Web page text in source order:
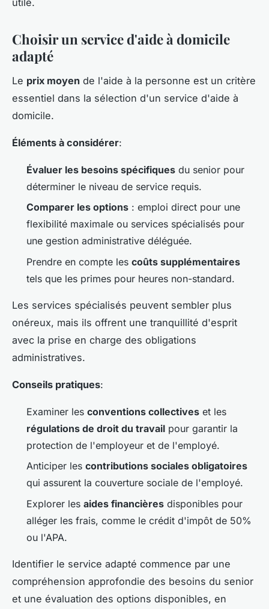
utile.
Choisir un service d'aide à domicile
adapté
Le prix moyen de l'aide à la personne est un critère
essentiel dans la sélection d'un service d'aide à
domicile.
Éléments à considérer:
Évaluer les besoins spécifiques du senior pour
déterminer le niveau de service requis.
Comparer les options : emploi direct pour une
flexibilité maximale ou services spécialisés pour
une gestion administrative déléguée.
Prendre en compte les coûts supplémentaires
tels que les primes pour heures non-standard.
Les services spécialisés peuvent sembler plus
onéreux, mais ils offrent une tranquillité d'esprit
avec la prise en charge des obligations
administratives.
Conseils pratiques:
Examiner les conventions collectives et les
régulations de droit du travail pour garantir la
protection de l'employeur et de l'employé.
Anticiper les contributions sociales obligatoires
qui assurent la couverture sociale de l'employé.
Explorer les aides financières disponibles pour
alléger les frais, comme le crédit d'impôt de 50%
ou l'APA.
Identifier le service adapté commence par une
compréhension approfondie des besoins du senior
et une évaluation des options disponibles, en